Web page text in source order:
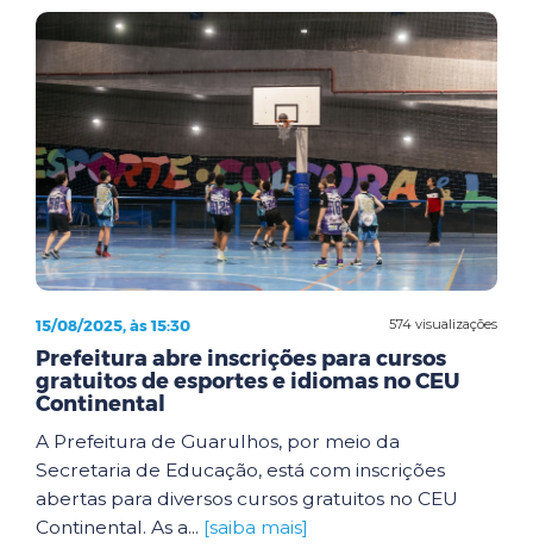
574 visualizações
15/08/2025, às 15:30
Prefeitura abre inscrições para cursos
gratuitos de esportes e idiomas no CEU
Continental
A Prefeitura de Guarulhos, por meio da
Secretaria de Educação, está com inscrições
abertas para diversos cursos gratuitos no CEU
Continental. As a... [saiba mais]